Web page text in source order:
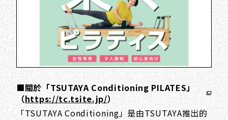
■關於「TSUTAYA Conditioning PILATES」
（https://tc.tsite.jp/）
「TSUTAYA Conditioning」是由TSUTAYA推出的